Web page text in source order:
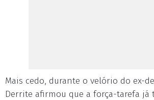
Mais cedo, durante o velório do ex-
Derrite afirmou que a força-tarefa